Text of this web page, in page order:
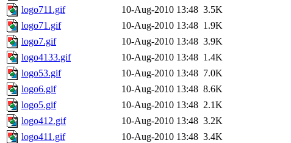
logo711.gif
10-Aug-2010 13:48 3.5K
logo71.gif
10-Aug-2010 13:48 1.9K
logo7.gif
10-Aug-2010 13:48 3.9K
logo4133.gif
10-Aug-2010 13:48 1.4K
logo53.gif
10-Aug-2010 13:48 7.0K
logo6.gif
10-Aug-2010 13:48 8.6K
logo5.gif
10-Aug-2010 13:48 2.1K
logo412.gif
10-Aug-2010 13:48 3.2K
logo411.gif
10-Aug-2010 13:48 3.4K